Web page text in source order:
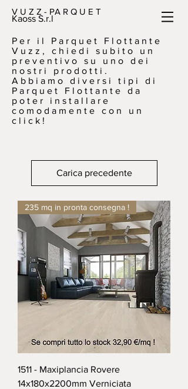
V U Z Z - PA R Q U E T
Kaoss S.r.l
Per il Parquet Flottante
Vuzz, chiedi subito un
preventivo su uno dei
nostri prodotti.
Abbiamo diversi tipi di
Parquet Flottante da
poter installare
comodamente con un
click!
Carica precedente
235 mq in pronta consegna !
1511 - Maxiplancia Rovere
14x180x2200mm Verniciata